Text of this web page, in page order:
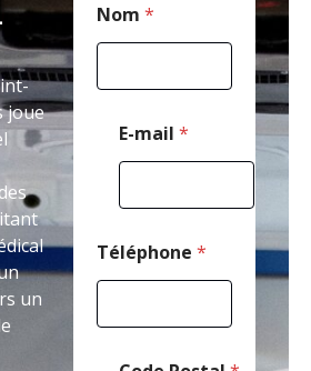
joue
un
E
-
a
Nom *
E-mail *
Téléphone *